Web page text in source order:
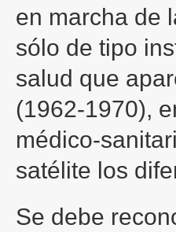
en marcha de
sólo de tipo
salud que
(1962-1970),
médico-
satélite los
Se debe